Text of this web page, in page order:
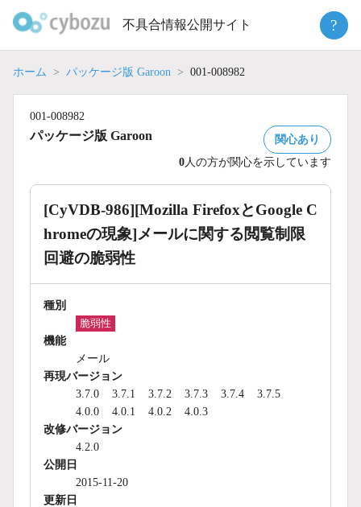
不具合情報公開サイト ?
ホーム パッケージ版 Garoon 001-008982
001-008982
パッケージ版 Garoon
関心あり
0 人の方が関心を示しています
[CyVDB-986][Mozilla FirefoxとGoogle C
hromeの現象]メールに関する閲覧制限
回避の脆弱性
種別
脆弱性
機能
メール
再現バージョン
3.7.0
3.7.1 3.7.2 3.7.3 3.7.4
3.7.5
4.0.0
4.0.1 4.0.2
4.0.3
改修バージョン
4.2.0
公開日
2015-11-20
更新日